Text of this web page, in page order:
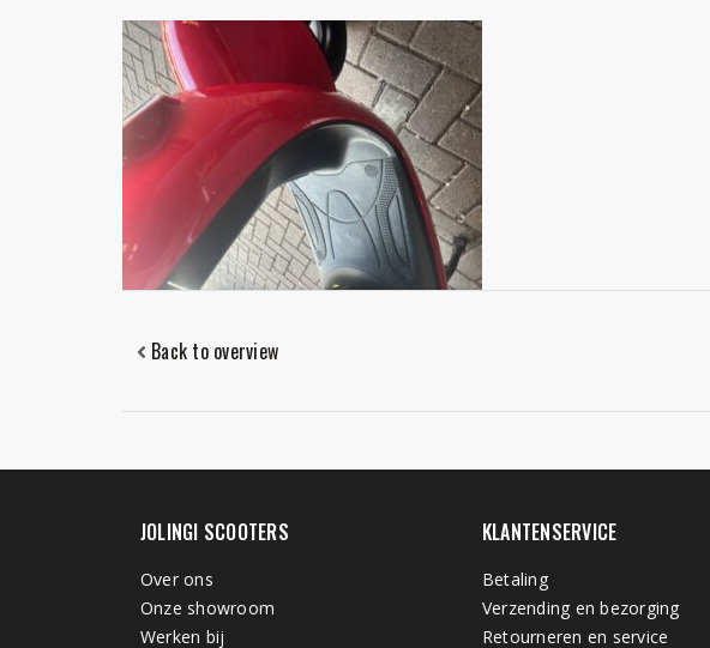
Back to overview
JOLINGI SCOOTERS
Over ons
Onze showroom
Werken bij
KLANTENSERVICE
Betaling
Verzending en bezorging
Retourneren en service